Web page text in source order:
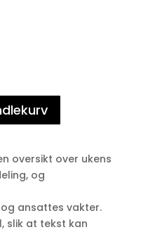
oversikt over ukens
og
ansattes vakter.
slik at tekst kan